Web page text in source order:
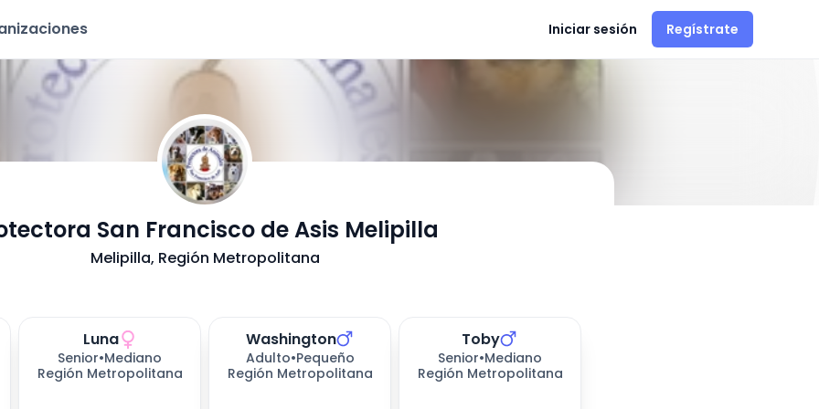
Iniciar sesión Regístrate
San Francisco de Asis Melipilla
Melipilla, Región Metropolitana
Luna
Senior•Mediano
Región Metropolitana
Washington
Adulto•Pequeño
Región Metropolitana
Toby
Senior•Mediano
Región Metropolitana